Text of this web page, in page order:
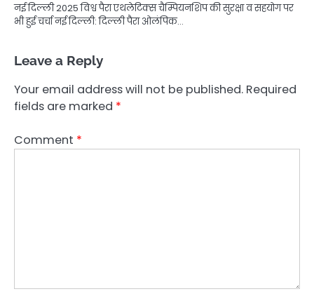
नई दिल्ली 2025 विश्व पैरा एथलेटिक्स चैम्पियनशिप की सुरक्षा व सहयोग पर
भी हुई चर्चा नई दिल्ली: दिल्ली पैरा ओलंपिक…
Leave a Reply
Your email address will not be published. Required
fields are marked *
Comment *